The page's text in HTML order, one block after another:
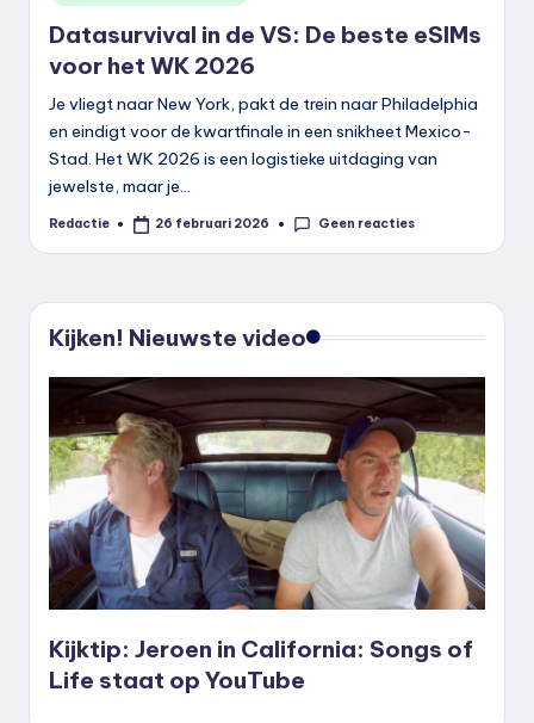
in
Datasurvival in de VS: De beste eSIMs
voor het WK 2026
Je vliegt naar New York, pakt de trein naar Philadelphia
en eindigt voor de kwartfinale in een snikheet Mexico-
Stad. Het WK 2026 is een logistieke uitdaging van
jewelste, maar je…
Geplaatst
Redactie 26 februari 2026 Geen reacties
Kijken! Nieuwste video
Kijktip: Jeroen in California: Songs of
Life staat op YouTube